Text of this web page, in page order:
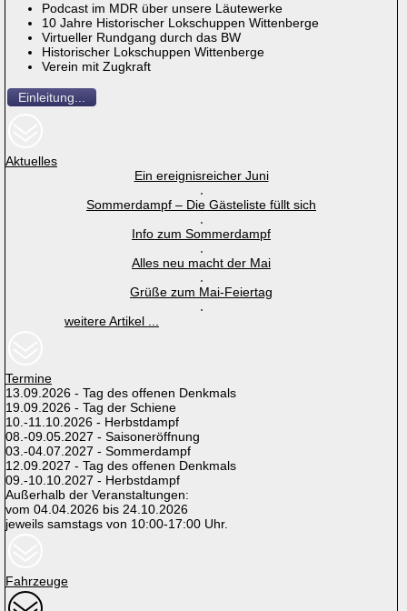
Podcast im MDR über unsere Läutewerke
10 Jahre Historischer Lokschuppen Wittenberge
Virtueller Rundgang durch das BW
Historischer Lokschuppen Wittenberge
Verein mit Zugkraft
Einleitung...
Aktuelles
Ein ereignisreicher Juni
Sommerdampf – Die Gästeliste füllt sich
Info zum Sommerdampf
Alles neu macht der Mai
Grüße zum Mai-Feiertag
weitere Artikel ...
Termine
13.09.2026 - Tag des offenen Denkmals
19.09.2026 - Tag der Schiene
10.-11.10.2026 - Herbstdampf
08.-09.05.2027 - Saisoneröffnung
03.-04.07.2027 - Sommerdampf
12.09.2027 - Tag des offenen Denkmals
09.-10.10.2027 - Herbstdampf
Außerhalb der Veranstaltungen:
vom 04.04.2026 bis 24.10.2026
jeweils samstags von 10:00-17:00 Uhr.
Fahrzeuge